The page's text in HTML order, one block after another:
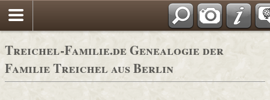
Adressbücher
Treichel-Familie.de Genealogie der
Familie Treichel aus Berlin